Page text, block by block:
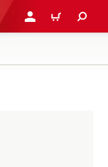
ログイン・新規オンライ
カート